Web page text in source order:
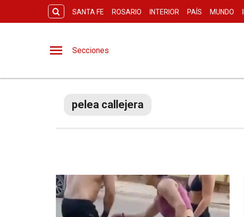
SANTA FE ROSARIO INTERIOR PAÍS MUNDO
Secciones
pelea callejera